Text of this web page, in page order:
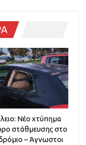
Νέο χτύπημα
στάθμευσης στο
– Άγνωστοι